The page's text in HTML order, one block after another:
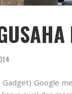
Google